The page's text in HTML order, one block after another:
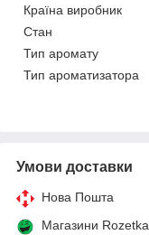
Країна виробник
Стан
Тип аромату
Тип ароматизатора
Умови доставки
Нова Пошта
Магазини Rozetka